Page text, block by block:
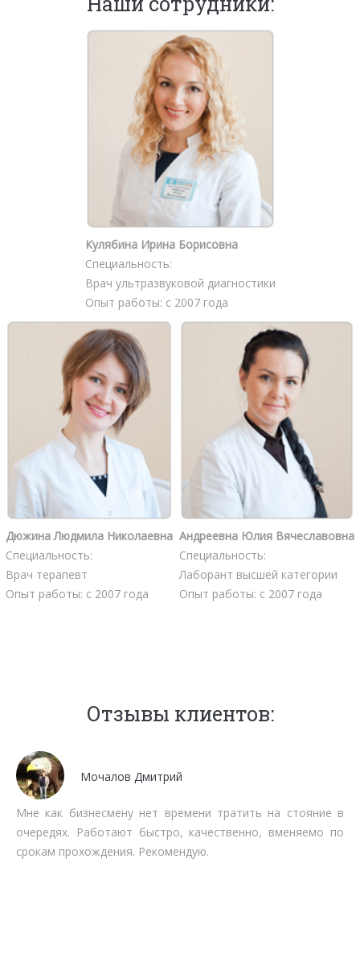
Кулябина Ирина Борисовна
Специальность:
Врач ультразвуковой диагностики
Опыт работы: с 2007 года
Дюжина Людмила Николаевна
Специальность:
Врач терапевт
Опыт работы: с 2007 года
Андреевна Юлия Вячеславовна
Специальность:
Лаборант высшей категории
Опыт работы: с 2007 года
Отзывы клиентов:
Дмитрий
нет времени тратить на стояние в
быстро, качественно, вменяемо по
Рекомендую.
Благодарю от
Очень удобно,